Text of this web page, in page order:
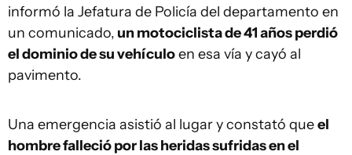
informó la Jefatura de Policía del departamento en
un comunicado, un motociclista de 41 años perdió
el dominio de su vehículoen esa vía y cayó al
pavimento.
Una emergencia asistió al lugar y constató queel
hombre falleció por las heridas sufridas en el